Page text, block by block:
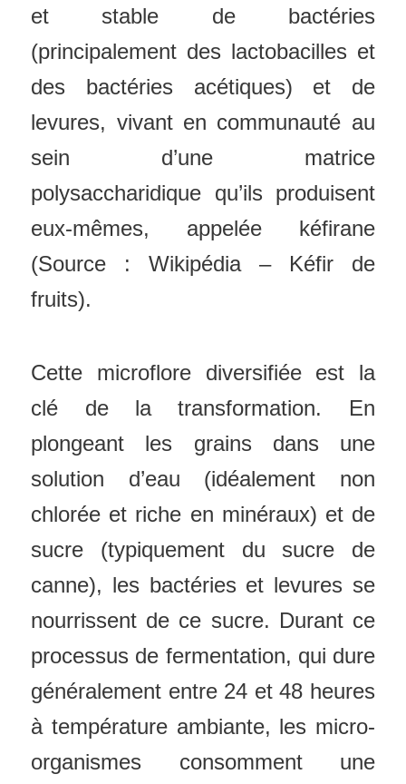
et stable de bactéries
(principalement des lactobacilles et
des bactéries acétiques) et de
levures, vivant en communauté au
sein d’une matrice
polysaccharidique qu’ils produisent
eux-mêmes, appelée kéfirane
(Source : Wikipédia – Kéfir de
fruits).
Cette microflore diversifiée est la
clé de la transformation. En
plongeant les grains dans une
solution d’eau (idéalement non
chlorée et riche en minéraux) et de
sucre (typiquement du sucre de
canne), les bactéries et levures se
nourrissent de ce sucre. Durant ce
processus de fermentation, qui dure
généralement entre 24 et 48 heures
à température ambiante, les micro-
organismes consomment une